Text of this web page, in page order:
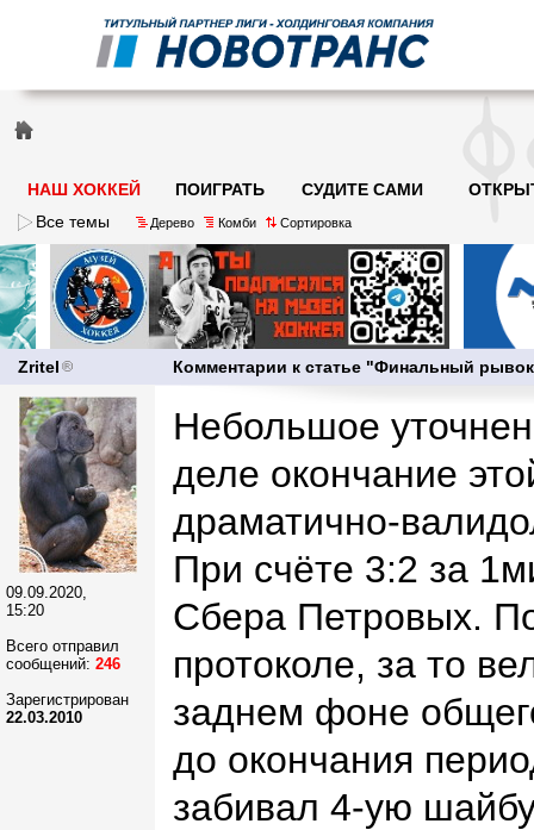
НАШ ХОККЕЙ ПОИГРАТЬ СУДИТЕ САМИ
Все темы
Дерево Комби Сортировка
Zritel Комментарии к статье "Финальный
09.09.2020,
15:20
Всего отправил
сообщений: 246
Зарегистрирован
22.03.2010
Небольшое
деле окончание
драматично-
При счёте 3:2 за
Сбера Петровых.
протоколе, за то
заднем фоне
до окончания
забивал 4-ую